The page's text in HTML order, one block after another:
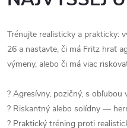
Trénujte realisticky a prakticky:
26 a nastavte, či má Fritz hrať
výmeny, alebo či má viac
? Agresívny, pozičný, s
? Riskantný alebo solídny —
? Praktický tréning proti